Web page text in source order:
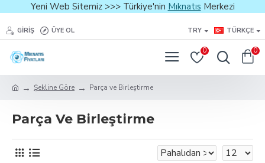
Yeni Web Sitemiz >>> Türkiye'nin Mıknatıs Merkezi
GIRIŞ ÜYE OL TRY TÜRKÇE
0 0
Şekline Göre Parça ve Birleştirme
Parça Ve Birleştirme